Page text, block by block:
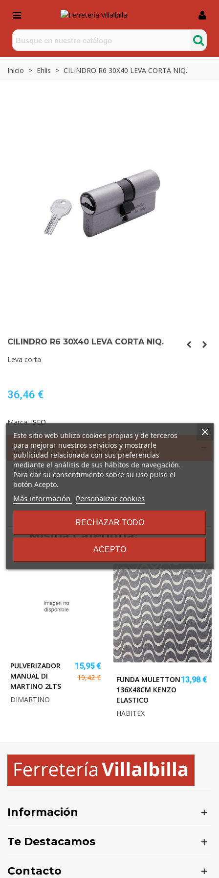
Inicio > Ehlis > CILINDRO R6 30X40 LEVA CORTA NIQ.
CILINDRO R6 30X40 LEVA CORTA NIQ.
Leva corta
36,46 €
Marca: ISEO
Descripción
Leva corta
16 Otros Productos En La
Misma Categoría:
PULVERIZADOR
MANUAL DI
MARTINO 2LTS
15,95 €
19,42 €
DIMARTINO
FUNDA MULETTON
136X48CM KENZO
ELASTICO
13,98 €
HABITEX
Información
Te Destacamos
Contacto
Este sitio web utiliza cookies propias y de terceros
para mejorar nuestros servicios y mostrarle
publicidad relacionada con sus preferencias
mediante el análisis de sus hábitos de navegación.
Para dar su consentimiento sobre su uso pulse el
botón Acepto.
Más información
sobre
términos
condiciones
Personalizar cookies
RECHAZAR TODO
ACEPTO